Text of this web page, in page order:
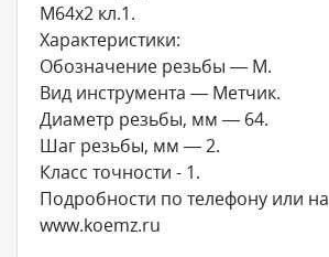
М64х2 кл.1.
Характеристики:
Обозначение резьбы — М.
Вид инструмента — Метчик.
Диаметр резьбы, мм — 64.
Шаг резьбы, мм — 2.
Класс точности - 1.
Подробности по телефону или на
www.koemz.ru